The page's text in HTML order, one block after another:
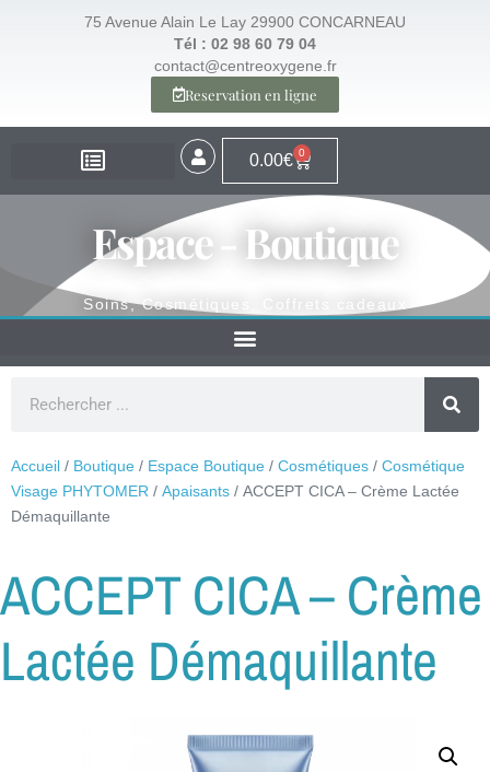
75 Avenue Alain Le Lay 29900 CONCARNEAU
Tél : 02 98 60 79 04
contact@centreoxygene.fr
Reservation en ligne
0.00€ 0
Espace - Boutique
Soins, Cosmétiques, Coffrets cadeaux
Accueil / Boutique / Espace Boutique / Cosmétiques / Cosmétique
Visage PHYTOMER / Apaisants / ACCEPT CICA – Crème Lactée
Démaquillante
ACCEPT CICA – Crème
Lactée Démaquillante